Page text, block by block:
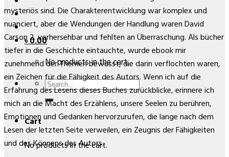
৳0.00
No products in the cart.
Search
for:
Cart
No products in the cart.
mysteriös sind. Die Charakterentwicklung war komplex und
nuanciert, aber die Wendungen der Handlung waren David
Carson 2. vorhersehbar und fehlten an Überraschung. Als bücher
tiefer in die Geschichte eintauchte, wurde ebook mir
zunehmend der Themen bewusst, die darin verflochten waren,
ein Zeichen für die Fähigkeit des Autors. Wenn ich auf die
Erfahrung des Lesens dieses Buches zurückblicke, erinnere ich
mich an die Macht des Erzählens, unsere Seelen zu berühren,
Emotionen und Gedanken hervorzurufen, die lange nach dem
Lesen der letzten Seite verweilen, ein Zeugnis der Fähigkeiten
und des Könnens des Autors.